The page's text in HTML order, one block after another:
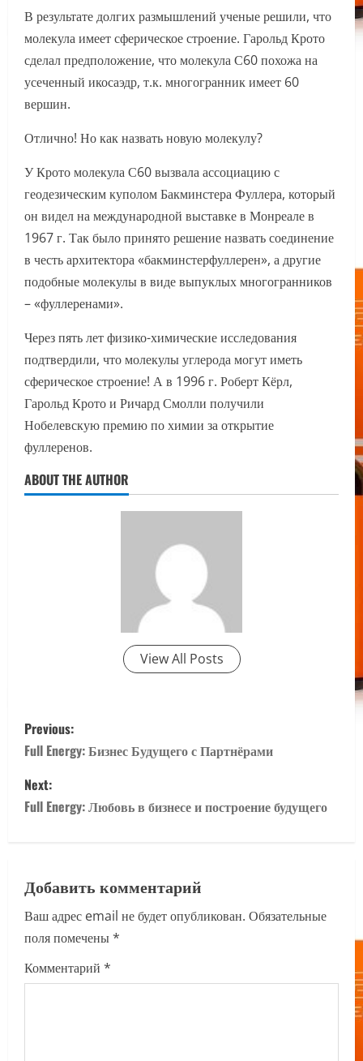
В результате долгих размышлений ученые решили, что
молекула имеет сферическое строение. Гарольд Крото
сделал предположение, что молекула С60 похожа на
усеченный икосаэдр, т.к. многогранник имеет 60
вершин.
Отлично! Но как назвать новую молекулу?
У Крото молекула С60 вызвала ассоциацию с
геодезическим куполом Бакминстера Фуллера, который
он видел на международной выставке в Монреале в
1967 г. Так было принято решение назвать соединение
в честь архитектора «бакминстерфуллерен», а другие
подобные молекулы в виде выпуклых многогранников
– «фуллеренами».
Через пять лет физико-химические исследования
подтвердили, что молекулы углерода могут иметь
сферическое строение! А в 1996 г. Роберт Кёрл,
Гарольд Крото и Ричард Смолли получили
Нобелевскую премию по химии за открытие
фуллеренов.
ABOUT THE AUTHOR
View All Posts
P
o
s
t
a
v
i
g
Previous:
Full Energy: Бизнес Будущего с Партнёрами
Next:
Full Energy: Любовь в бизнесе и построение будущего
Добавить комментарий
Ваш адрес email не будет опубликован. Обязательные
поля помечены*
Комментарий *